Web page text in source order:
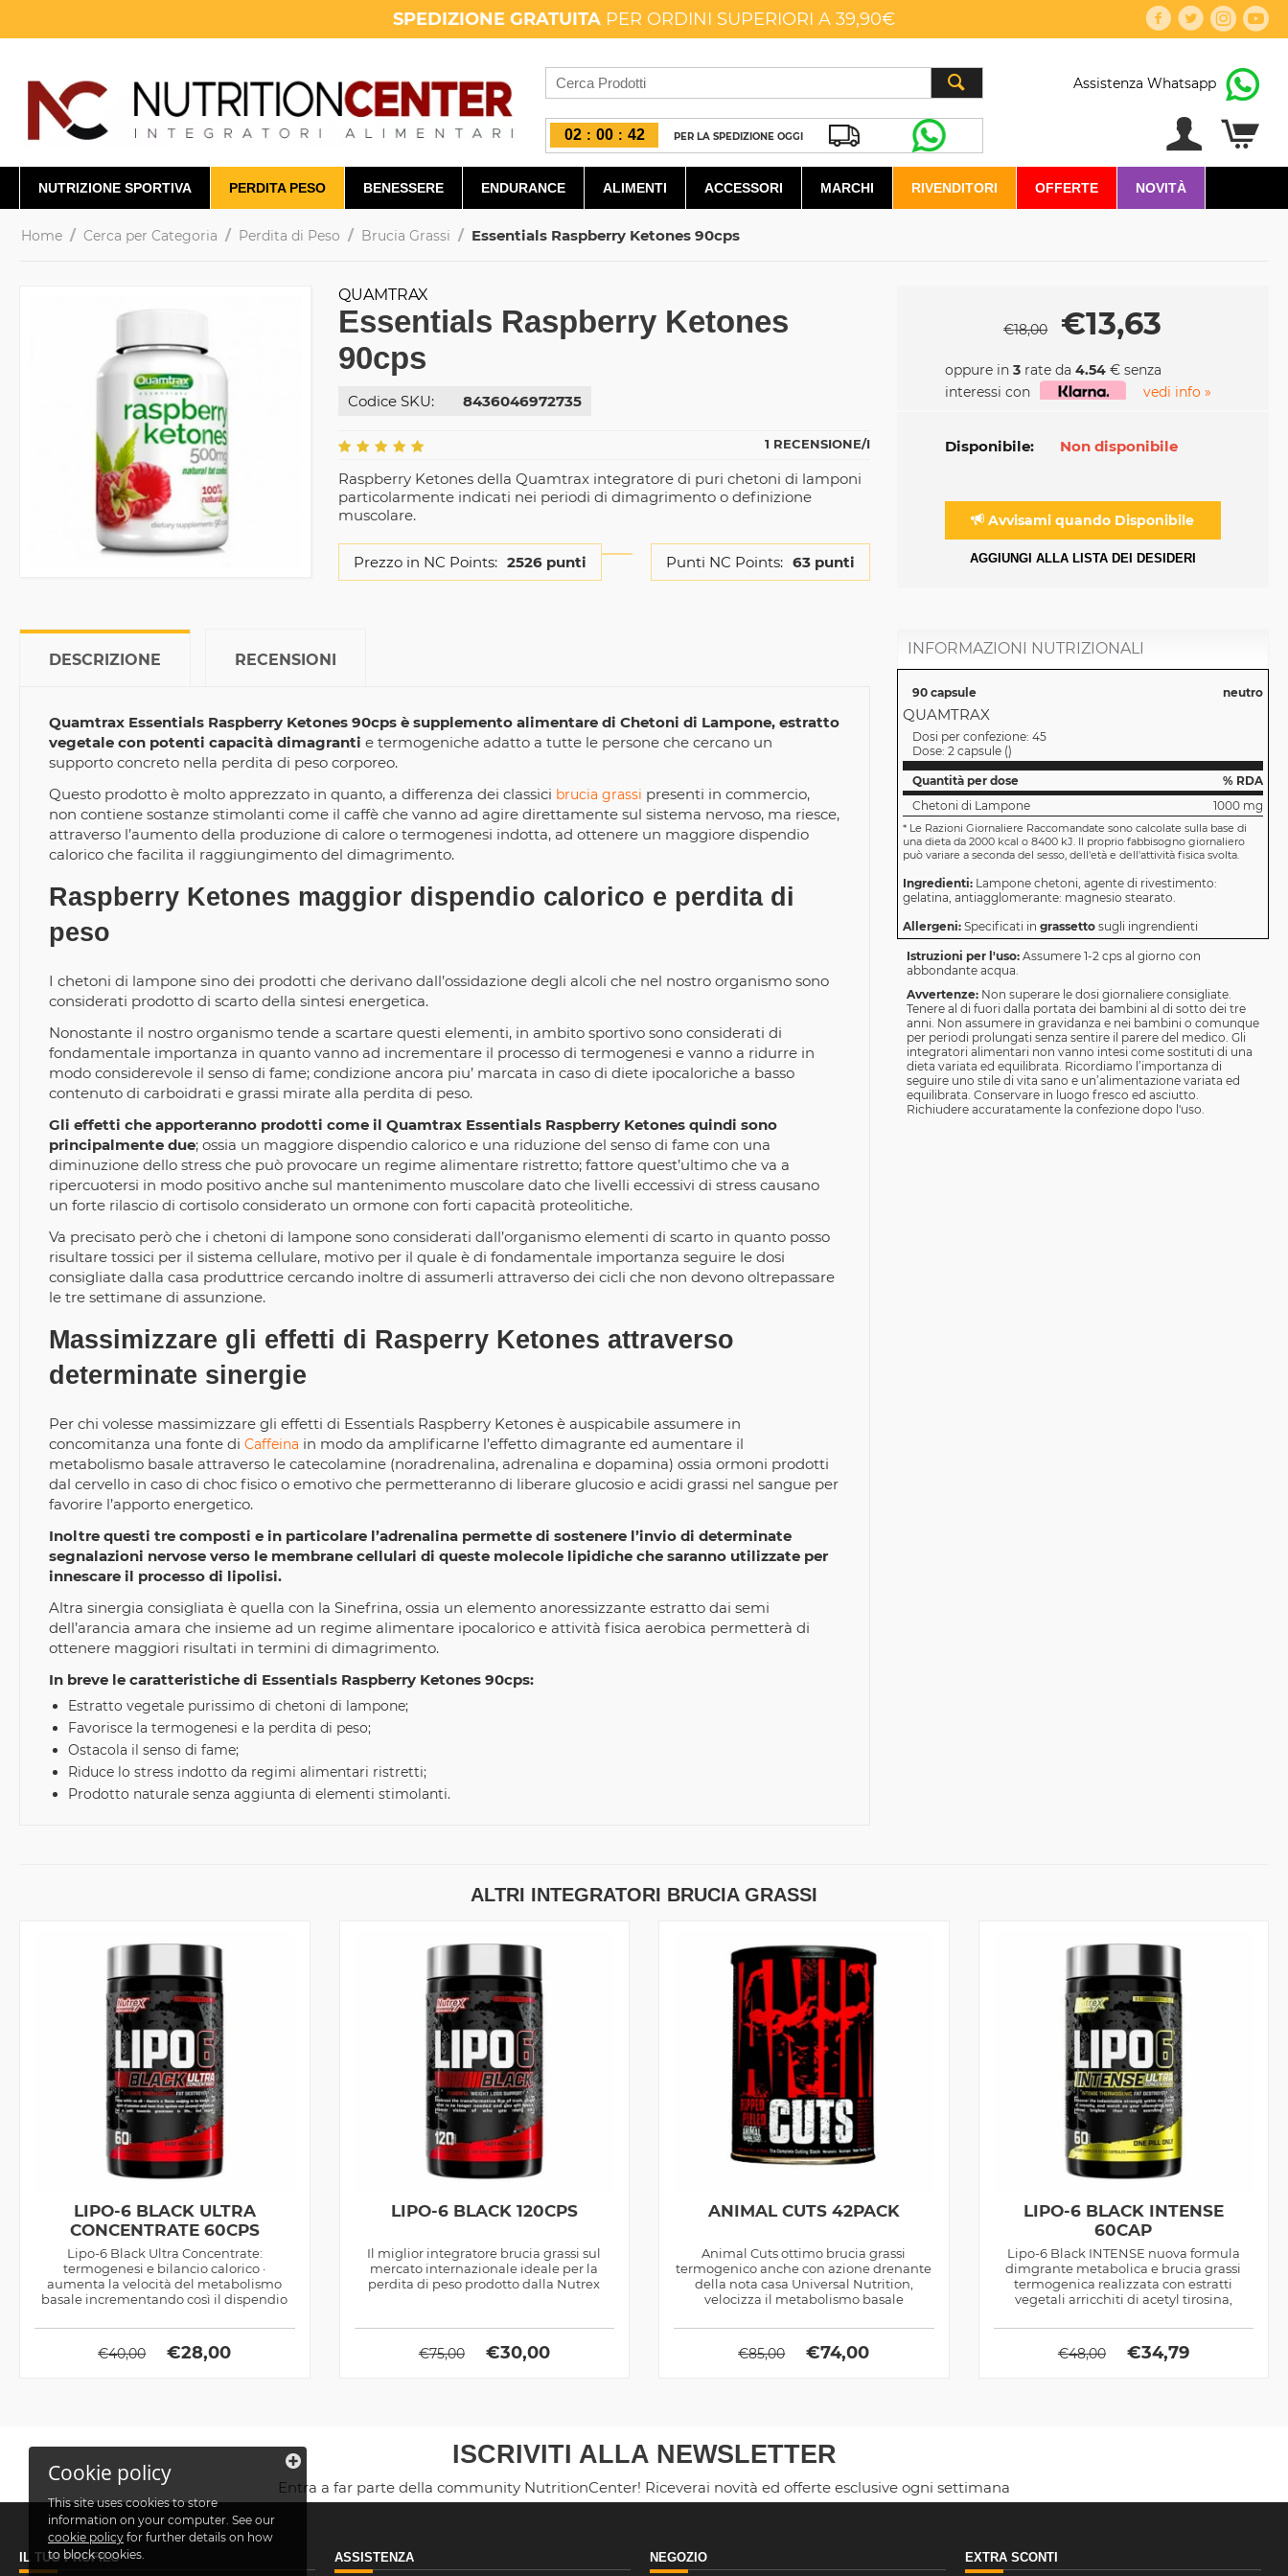
SPEDIZIONE GRATUITA PER ORDINI SUPERIORI A 39,90€
02 : 00 : 41 PER LA SPEDIZIONE OGGI
Assistenza Whatsapp
NUTRIZIONE SPORTIVA PERDITA PESO BENESSERE ENDURANCE ALIMENTI ACCESSORI MARCHI RIVENDITORI OFFERTE NOVITÀ
Home / Cerca per Categoria / Perdita di Peso / Brucia Grassi / Essentials Raspberry Ketones 90cps
QUAMTRAX
Essentials Raspberry Ketones
90cps
Codice SKU: 8436046972735
1 RECENSIONE/I
Raspberry Ketones della Quamtrax integratore di puri chetoni di lamponi
particolarmente indicati nei periodi di dimagrimento o definizione
muscolare.
Prezzo in NC Points: 2526 punti Punti NC Points: 63 punti
€18,00 €13,63
oppure in 3rate da 4.54€ senza
interessi con
vedi info »
Disponibile: Non disponibile
Avvisami quando Disponibile
AGGIUNGI ALLA LISTA DEI DESIDERI
DESCRIZIONE RECENSIONI
Quamtrax Essentials Raspberry Ketones 90cps è supplemento alimentare di Chetoni di Lampone, estratto
vegetale con potenti capacità dimagranti e termogeniche adatto a tutte le persone che cercano un
supporto concreto nella perdita di peso corporeo.
Questo prodotto è molto apprezzato in quanto, a differenza dei classici brucia grassi presenti in commercio,
non contiene sostanze stimolanti come il caffè che vanno ad agire direttamente sul sistema nervoso, ma riesce,
attraverso l’aumento della produzione di calore o termogenesi indotta, ad ottenere un maggiore dispendio
calorico che facilita il raggiungimento del dimagrimento.
Raspberry Ketones maggior dispendio calorico e perdita di
peso
I chetoni di lampone sino dei prodotti che derivano dall’ossidazione degli alcoli che nel nostro organismo sono
considerati prodotto di scarto della sintesi energetica.
Nonostante il nostro organismo tende a scartare questi elementi, in ambito sportivo sono considerati di
fondamentale importanza in quanto vanno ad incrementare il processo di termogenesi e vanno a ridurre in
modo considerevole il senso di fame; condizione ancora piu’ marcata in caso di diete ipocaloriche a basso
contenuto di carboidrati e grassi mirate alla perdita di peso.
Gli effetti che apporteranno prodotti come il Quamtrax Essentials Raspberry Ketones quindi sono
principalmente due; ossia un maggiore dispendio calorico e una riduzione del senso di fame con una
diminuzione dello stress che può provocare un regime alimentare ristretto; fattore quest’ultimo che va a
ripercuotersi in modo positivo anche sul mantenimento muscolare dato che livelli eccessivi di stress causano
un forte rilascio di cortisolo considerato un ormone con forti capacità proteolitiche.
Va precisato però che i chetoni di lampone sono considerati dall’organismo elementi di scarto in quanto posso
risultare tossici per il sistema cellulare, motivo per il quale è di fondamentale importanza seguire le dosi
consigliate dalla casa produttrice cercando inoltre di assumerli attraverso dei cicli che non devono oltrepassare
le tre settimane di assunzione.
Massimizzare gli effetti di Rasperry Ketones attraverso
determinate sinergie
Per chi volesse massimizzare gli effetti di Essentials Raspberry Ketones è auspicabile assumere in
concomitanza una fonte di Caffeina in modo da amplificarne l’effetto dimagrante ed aumentare il
metabolismo basale attraverso le catecolamine (noradrenalina, adrenalina e dopamina) ossia ormoni prodotti
dal cervello in caso di choc fisico o emotivo che permetteranno di liberare glucosio e acidi grassi nel sangue per
favorire l’apporto energetico.
Inoltre questi tre composti e in particolare l’adrenalina permette di sostenere l’invio di determinate
segnalazioni nervose verso le membrane cellulari di queste molecole lipidiche che saranno utilizzate per
innescare il processo di lipolisi.
Altra sinergia consigliata è quella con la Sinefrina, ossia un elemento anoressizzante estratto dai semi
dell’arancia amara che insieme ad un regime alimentare ipocalorico e attività fisica aerobica permetterà di
ottenere maggiori risultati in termini di dimagrimento.
In breve le caratteristiche di Essentials Raspberry Ketones 90cps:
Estratto vegetale purissimo di chetoni di lampone;
Favorisce la termogenesi e la perdita di peso;
Ostacola il senso di fame;
Riduce lo stress indotto da regimi alimentari ristretti;
Prodotto naturale senza aggiunta di elementi stimolanti.
INFORMAZIONI NUTRIZIONALI
90 capsule neutro
QUAMTRAX
Dosi per confezione: 45
Dose: 2 capsule()
Quantità per dose
% RDA
Chetoni di Lampone
1000 mg
*Le Razioni Giornaliere Raccomandate sono calcolate sulla base di
una dieta da 2000 kcal o 8400 kJ. Il proprio fabbisogno giornaliero
può variare a seconda del sesso, dell'età e dell'attività fisica svolta.
Ingredienti: Lampone chetoni, agente di rivestimento:
gelatina, antiagglomerante: magnesio stearato.
Allergeni: Specificati in grassettosugli ingrendienti
Istruzioni per l'uso: Assumere 1-2 cps al giorno con
abbondante acqua.
Avvertenze: Non superare le dosi giornaliere consigliate.
Tenere al di fuori dalla portata dei bambini al di sotto dei tre
anni. Non assumere in gravidanza e nei bambini o comunque
per periodi prolungati senza sentire il parere del medico. Gli
integratori alimentari non vanno intesi come sostituti di una
dieta variata ed equilibrata. Ricordiamo l’importanza di
seguire uno stile di vita sano e un’alimentazione variata ed
equilibrata. Conservare in luogo fresco ed asciutto.
Richiudere accuratamente la confezione dopo l'uso.
ALTRI INTEGRATORI BRUCIA GRASSI
LIPO-6 BLACK ULTRA
CONCENTRATE 60CPS
Lipo-6 Black Ultra Concentrate:
termogenesi e bilancio calorico ·
aumenta la velocità del metabolismo
basale incrementando così il dispendio
€40,00 €28,00
LIPO-6 BLACK 120CPS
Il miglior integratore brucia grassi sul
mercato internazionale ideale per la
perdita di peso prodotto dalla Nutrex
€75,00 €30,00
ANIMAL CUTS 42PACK
Animal Cuts ottimo brucia grassi
termogenico anche con azione drenante
della nota casa Universal Nutrition,
velocizza il metabolismo basale
€85,00 €74,00
LIPO-6 BLACK INTENSE
60CAP
Lipo-6 Black INTENSE nuova formula
dimgrante metabolica e brucia grassi
termogenica realizzata con estratti
vegetali arricchiti di acetyl tirosina,
€48,00 €34,79
ISCRIVITI ALLA NEWSLETTER
Entra a far parte della community NutritionCenter! Riceverai novità ed offerte esclusive ogni settimana
IL TUO PROFILO ASSISTENZA NEGOZIO EXTRA SCONTI
Cookie policy
This site uses cookies to store
information on your computer. See our
cookie policy for further details on how
to block cookies.